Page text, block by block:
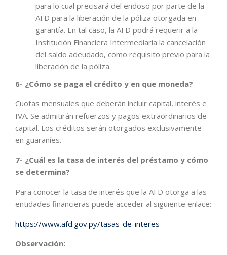
para lo cual precisará del endoso por parte de la
AFD para la liberación de la póliza otorgada en
garantía. En tal caso, la AFD podrá requerir a la
Institución Financiera Intermediaria la cancelación
del saldo adeudado, como requisito previo para la
liberación de la póliza.
6- ¿Cómo se paga el crédito y en que moneda?
Cuotas mensuales que deberán incluir capital, interés e
IVA. Se admitirán refuerzos y pagos extraordinarios de
capital. Los créditos serán otorgados exclusivamente
en guaraníes.
7- ¿Cuál es la tasa de interés del préstamo y cómo
se determina?
Para conocer la tasa de interés que la AFD otorga a las
entidades financieras puede acceder al siguiente enlace:
https://www.afd.gov.py/tasas-de-interes
Observación: